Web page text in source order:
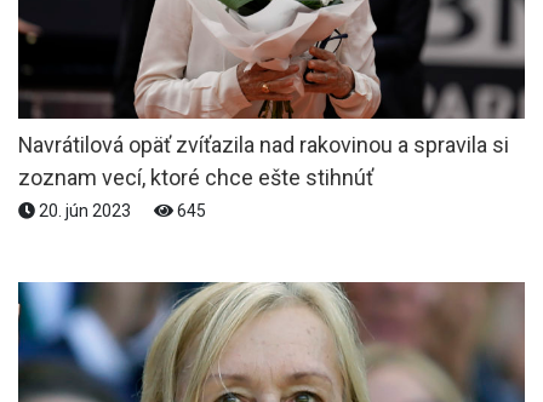
Navrátilová opäť zvíťazila nad rakovinou a spravila si
zoznam vecí, ktoré chce ešte stihnúť
20. jún 2023 645